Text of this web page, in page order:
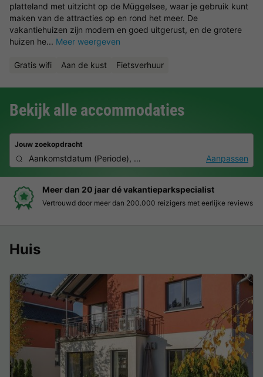
platteland met uitzicht op de Müggelsee, waar je gebruik kunt
maken van de attracties op en rond het meer. De
vakantiehuizen zijn modern en goed uitgerust, en de grotere
huizen he... Meer weergeven
Gratis wifi Aan de kust Fietsverhuur
Bekijk alle accommodaties
Jouw zoekopdracht
Aankomstdatum (Periode), 2 deelnemers, 0 huisdierAanpassen
Meer dan 20 jaar dé vakantieparkspecialist
Vertrouwd door meer dan 200.000 reizigers met eerlijke reviews
Huis